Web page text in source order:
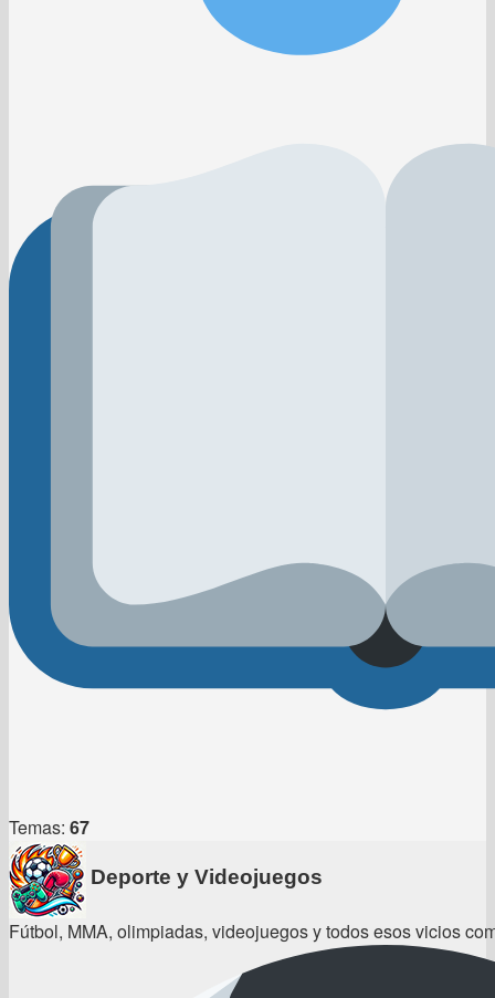
Temas: 67
Deporte y Videojuegos
Fútbol, MMA, olimpiadas, videojuegos y todos esos vicios